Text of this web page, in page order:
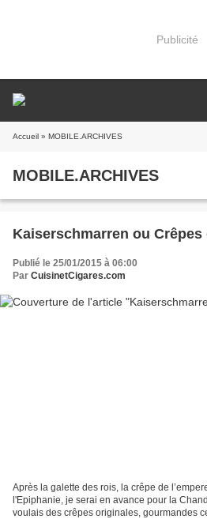
Publicité
Accueil » MOBILE.ARCHIVES
MOBILE.ARCHIVES
Kaiserschmarren ou Crêpes
Publié le 25/01/2015 à 06:00
Par CuisinetCigares.com
Après la galette des rois, la crêpe de
l'Epiphanie, je serai en avance pour la
voulais des crêpes originales, gourmandes